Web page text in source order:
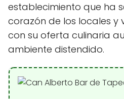
establecimiento que ha
corazón de los locales y
con su oferta culinaria
ambiente distendido.